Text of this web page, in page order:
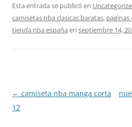
Esta entrada se publicó en
camisetas nba clasicas baratas, paginas
tienda nba españa en septiembre 14,
Navegación
de
← camiseta nba manga corta
12